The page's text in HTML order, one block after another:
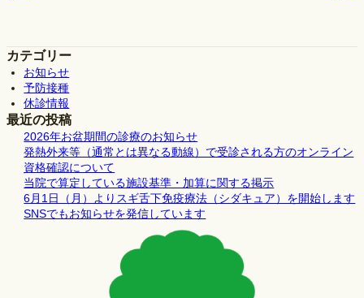
カテゴリー
お知らせ
予防接種
休診情報
最近の投稿
2026年お盆期間の診療のお知らせ
発熱外来等（通常とは異なる動線）で受診される方のオンライン
資格確認について
当院で算定している施設基準・加算に関する掲示
6月1日（月）よりスギ舌下免疫療法（シダキュア）を開始します
SNSでもお知らせを発信しています